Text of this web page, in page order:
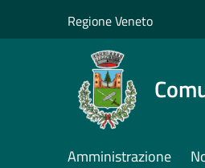
Regione Veneto
Amministrazione